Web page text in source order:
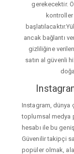
gerekecektir.
kontroller
ancak bağlantı
gizliliğine
satın al güvenli
Instagram, dünya
toplumsal medya
hesabı ile bu
Güvenilir takipçi
popüler olmak,